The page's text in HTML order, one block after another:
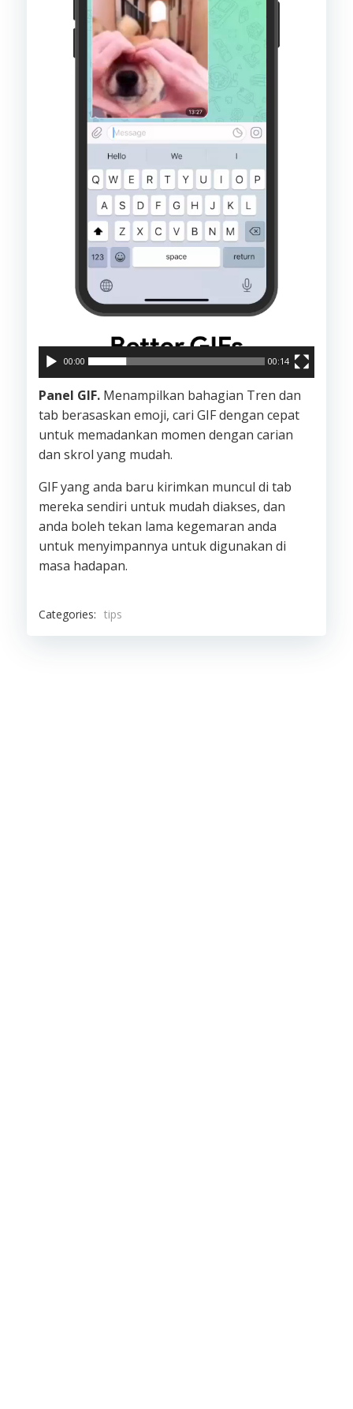
00:00 00:14
Panel GIF. Menampilkan bahagian Tren dan
tab berasaskan emoji, cari GIF dengan cepat
untuk memadankan momen dengan carian
dan skrol yang mudah.
GIF yang anda baru kirimkan muncul di tab
mereka sendiri untuk mudah diakses, dan
anda boleh tekan lama kegemaran anda
untuk menyimpannya untuk digunakan di
masa hadapan.
Categories: tips